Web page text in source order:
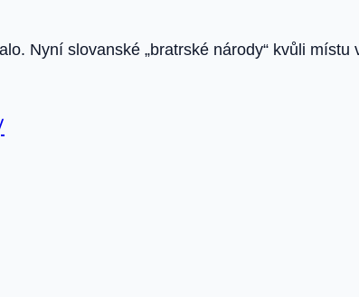
Nyní slovanské „bratrské národy“ kvůli